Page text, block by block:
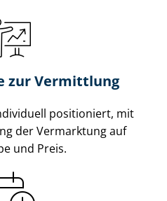
zur Vermittlung
positioniert, mit
der Vermarktung auf
und Preis.